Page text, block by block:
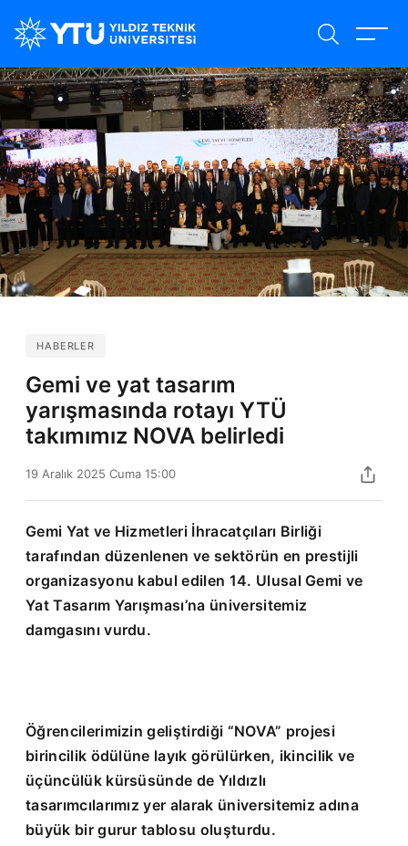
içeriğe
HABERLER
Gemi ve yat tasarım
yarışmasında rotayı YTÜ
takımımız NOVA belirledi
19 Aralık 2025 Cuma 15:00
Gemi Yat ve Hizmetleri İhracatçıları Birliği
tarafından düzenlenen ve sektörün en prestijli
organizasyonu kabul edilen 14. Ulusal Gemi ve
Yat Tasarım Yarışması’na üniversitemiz
damgasını vurdu.
Öğrencilerimizin geliştirdiği “NOVA” projesi
birincilik ödülüne layık görülürken, ikincilik ve
üçüncülük kürsüsünde de Yıldızlı
tasarımcılarımız yer alarak üniversitemiz adına
büyük bir gurur tablosu oluşturdu.